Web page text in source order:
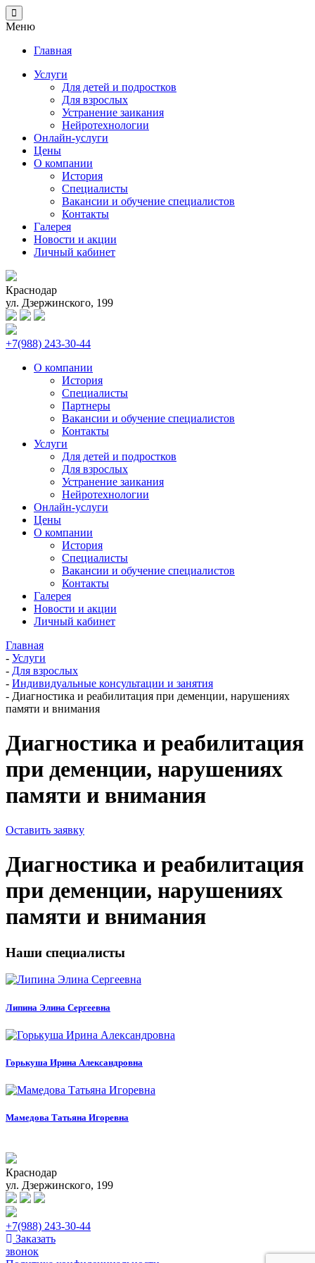
Меню
Главная
Услуги
Для детей и подростков
Для взрослых
Устранение заикания
Нейротехнологии
Онлайн-услуги
Цены
О компании
История
Специалисты
Вакансии и обучение специалистов
Контакты
Галерея
Новости и акции
Личный кабинет
Краснодар
ул. Дзержинского, 199
+7(988) 243-30-44
О компании
История
Специалисты
Партнеры
Вакансии и обучение специалистов
Контакты
Услуги
Для детей и подростков
Для взрослых
Устранение заикания
Нейротехнологии
Онлайн-услуги
Цены
О компании
История
Специалисты
Вакансии и обучение специалистов
Контакты
Галерея
Новости и акции
Личный кабинет
Главная
- Услуги
- Для взрослых
- Индивидуальные консультации и занятия
- Диагностика и реабилитация при деменции, нарушениях
памяти и внимания
Диагностика и реабилитация
при деменции, нарушениях
памяти и внимания
Оставить заявку
Диагностика и реабилитация
при деменции, нарушениях
памяти и внимания
Наши специалисты
Липина Элина Сергеевна
Горькуша Ирина Александровна
Мамедова Татьяна Игоревна
Краснодар
ул. Дзержинского, 199
+7(988) 243-30-44
Заказать
звонок